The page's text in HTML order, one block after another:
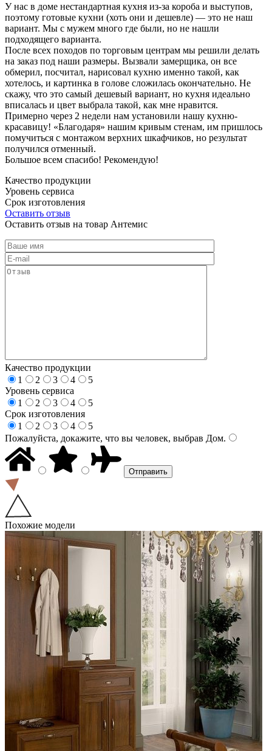
У нас в доме нестандартная кухня из-за короба и выступов,
поэтому готовые кухни (хоть они и дешевле) — это не наш
вариант. Мы с мужем много где были, но не нашли
подходящего варианта.
После всех походов по торговым центрам мы решили делать
на заказ под наши размеры. Вызвали замерщика, он все
обмерил, посчитал, нарисовал кухню именно такой, как
хотелось, и картинка в голове сложилась окончательно. Не
скажу, что это самый дешевый вариант, но кухня идеально
вписалась и цвет выбрала такой, как мне нравится.
Примерно через 2 недели нам установили нашу кухню-
красавицу! «Благодаря» нашим кривым стенам, им пришлось
помучиться с монтажом верхних шкафчиков, но результат
получился отменный.
Большое всем спасибо! Рекомендую!
Качество продукции
Уровень сервиса
Срок изготовления
Оставить отзыв
Оставить отзыв на товар Антемис
Качество продукции
1
2 3 4
5
Уровень сервиса
1
2 3 4
5
Срок изготовления
1
2 3 4
5
Пожалуйста, докажите, что вы человек, выбрав Дом.
Похожие модели